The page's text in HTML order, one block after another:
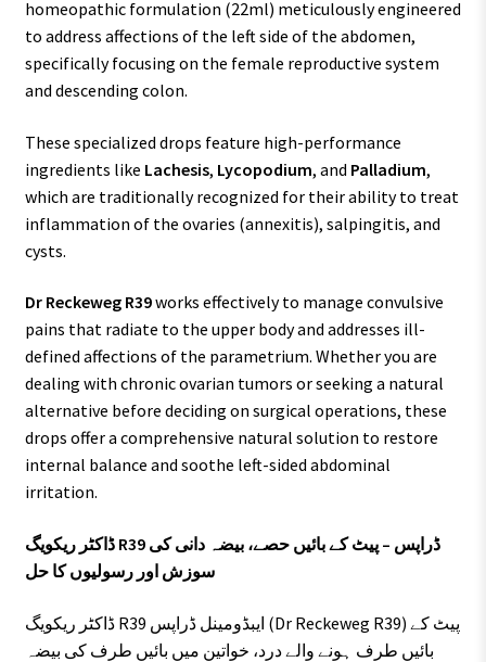
homeopathic formulation (22ml) meticulously engineered
to address affections of the left side of the abdomen,
specifically focusing on the female reproductive system
and descending colon.
These specialized drops feature high-performance
ingredients like Lachesis, Lycopodium, and Palladium,
which are traditionally recognized for their ability to treat
inflammation of the ovaries (annexitis), salpingitis, and
cysts.
Dr Reckeweg R39works effectively to manage convulsive
pains that radiate to the upper body and addresses ill-
defined affections of the parametrium. Whether you are
dealing with chronic ovarian tumors or seeking a natural
alternative before deciding on surgical operations, these
drops offer a comprehensive natural solution to restore
internal balance and soothe left-sided abdominal
irritation.
ڈاکٹر ریکویگ R39 ڈراپس – پیٹ کے بائیں حصے، بیضہ دانی کی
سوزش اور رسولیوں کا حل
ڈاکٹر ریکویگ R39 ایبڈومینل ڈراپس (Dr Reckeweg R39) پیٹ کے
بائیں طرف ہونے والے درد، خواتین میں بائیں طرف کی بیضہ